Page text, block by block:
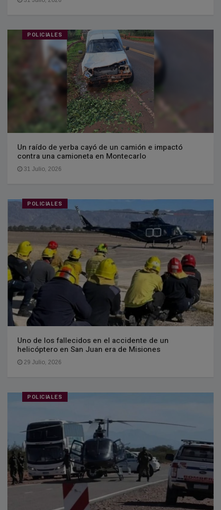
POLICIALES
Un raído de yerba cayó de un camión e impactó
contra una camioneta en Montecarlo
31 Julio, 2026
POLICIALES
Uno de los fallecidos en el accidente de un
helicóptero en San Juan era de Misiones
29 Julio, 2026
POLICIALES